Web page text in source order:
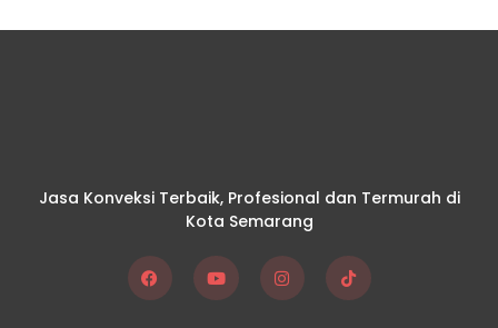
Jasa Konveksi Terbaik, Profesional dan Termurah di
Kota Semarang
F
Y
I
T